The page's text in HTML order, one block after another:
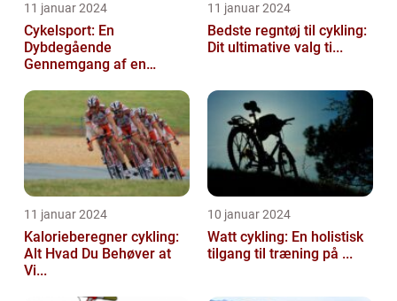
11 januar 2024
Cykelsport: En
Dybdegående
Gennemgang af en
11 januar 2024
Bedste regntøj til cykling:
Dit ultimative valg ti...
11 januar 2024
Kalorieberegner cykling:
Alt Hvad Du Behøver at
Vi...
10 januar 2024
Watt cykling: En holistisk
tilgang til træning på ...